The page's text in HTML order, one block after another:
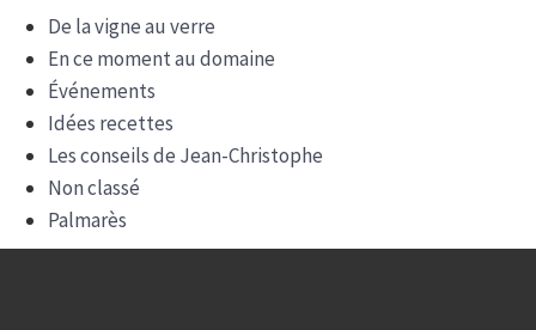
De la vigne au verre
En ce moment au domaine
Événements
Idées recettes
Les conseils de Jean-Christophe
Non classé
Palmarès